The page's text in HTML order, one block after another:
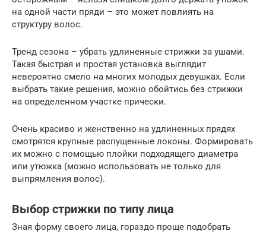
на одной части пряди – это может повлиять на
структуру волос.
Тренд сезона – убрать удлиненные стрижки за ушами.
Такая быстрая и простая установка выглядит
невероятно смело на многих молодых девушках. Если
выбрать такие решения, можно обойтись без стрижки
на определенном участке прически.
Очень красиво и женственно на удлиненных прядях
смотрятся крупные распущенные локоны. Формировать
их можно с помощью плойки подходящего диаметра
или утюжка (можно использовать не только для
выпрямления волос).
Выбор стрижки по типу лица
Зная форму своего лица, гораздо проще подобрать